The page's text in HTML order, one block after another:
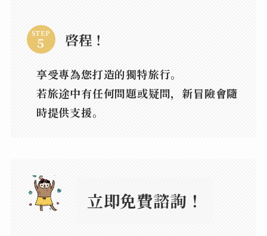
STEP 啓程！
享受專為您打造的獨特旅行。
若旅途中有任何問題或疑問，新冒險會隨
時提供支援。
立即免費諮詢！